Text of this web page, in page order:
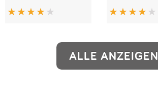
ALLE ANZEIGEN